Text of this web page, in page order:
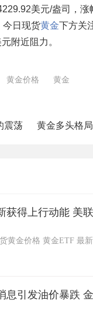
美元/盎司，
今日现货黄金下方关
附近阻力。
黄金价格 黄金
震荡 黄金多头格
获得上行动能 美
黄金价格 黄金ETF 最
息引发油价暴跌